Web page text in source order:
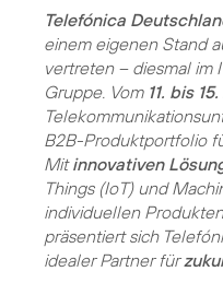
Telefónica
einem eigenen Stand
vertreten – diesmal im
Gruppe. Vom 11. bis
B2B-Produktportfolio
Mitinnovativen
Things (IoT) und
individuellen
präsentiert sich
idealer Partner für